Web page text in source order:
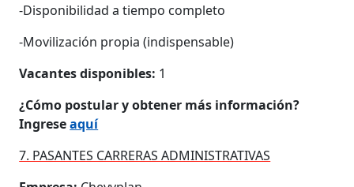
-Disponibilidad a tiempo completo
-Movilización propia (indispensable)
Vacantes disponibles: 1
¿Cómo postular y obtener más información?
Ingreseaquí
7. PASANTES CARRERAS ADMINISTRATIVAS